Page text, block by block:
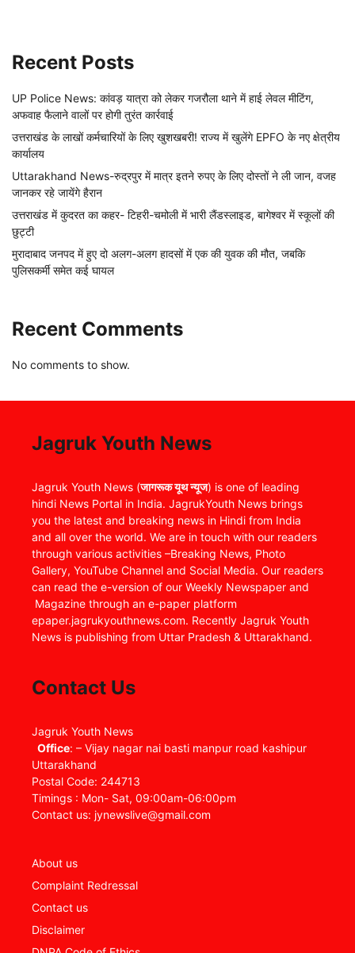
Recent Posts
UP Police News: कांवड़ यात्रा को लेकर गजरौला थाने में हाई लेवल मीटिंग,
अफवाह फैलाने वालों पर होगी तुरंत कार्रवाई
उत्तराखंड के लाखों कर्मचारियों के लिए खुशखबरी! राज्य में खुलेंगे EPFO के नए क्षेत्रीय
कार्यालय
Uttarakhand News-रुद्रपुर में मात्र इतने रुपए के लिए दोस्तों ने ली जान, वजह
जानकर रहे जायेंगे हैरान
उत्तराखंड में कुदरत का कहर- टिहरी-चमोली में भारी लैंडस्लाइड, बागेश्वर में स्कूलों की
छुट्टी
मुरादाबाद जनपद में हुए दो अलग-अलग हादसों में एक की युवक की मौत, जबकि
पुलिसकर्मी समेत कई घायल
Recent Comments
No comments to show.
Jagruk Youth News
Jagruk Youth News (जागरूक यूथ न्यूज) is one of leading
hindi News Portal in India. JagrukYouth News brings
you the latest and breaking news in Hindi from India
and all over the world. We are in touch with our readers
through various activities –Breaking News, Photo
Gallery, YouTube Channel and Social Media. Our readers
can read the e-version of our Weekly Newspaper and
Magazine through an e-paper platform
epaper.jagrukyouthnews.com. Recently Jagruk Youth
News is publishing from Uttar Pradesh & Uttarakhand.
Contact Us
Jagruk Youth News
Office: – Vijay nagar nai basti manpur road kashipur
Uttarakhand
Postal Code: 244713
Timings : Mon- Sat, 09:00am-06:00pm
Contact us: jynewslive@gmail.com
About us
Complaint Redressal
Contact us
Disclaimer